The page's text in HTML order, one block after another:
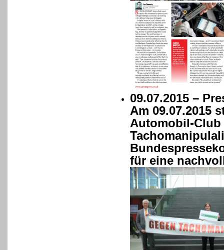
09.07.2015 –
Am 09.07.2015
Automobil-Club
für eine